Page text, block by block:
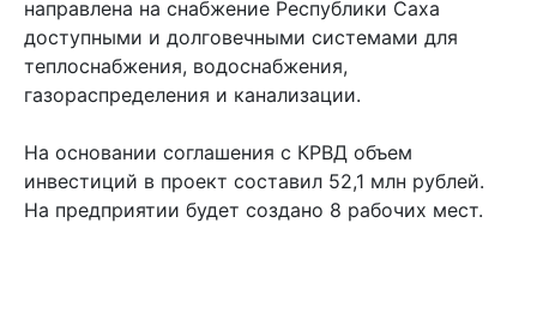
направлена на снабжение Республики Саха
доступными и долговечными системами для
теплоснабжения, водоснабжения,
газораспределения и канализации.
На основании соглашения с КРВД объем
инвестиций в проект составил 52,1 млн рублей.
На предприятии будет создано 8 рабочих мест.